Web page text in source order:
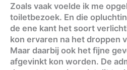
Zoals vaak voelde ik me
toiletbezoek. En die
de ene kant het soort
kon ervaren na het droppen
Maar daarbij ook het fijne
afgevinkt kon worden. De